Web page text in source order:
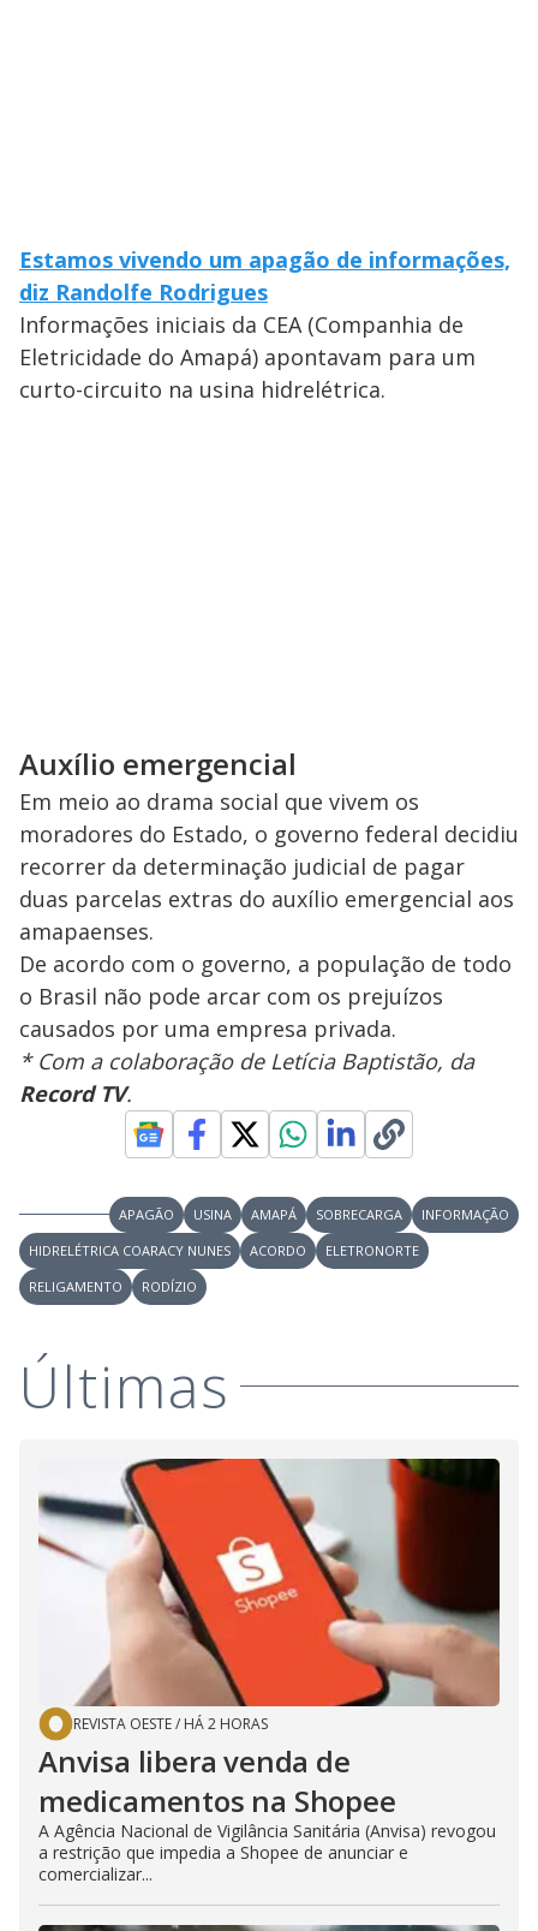
Estamos vivendo um apagão de informações,
diz Randolfe Rodrigues
Informações iniciais da CEA (Companhia de
Eletricidade do Amapá) apontavam para um
curto-circuito na usina hidrelétrica.
Auxílio emergencial
Em meio ao drama social que vivem os
moradores do Estado, o governo federal decidiu
recorrer da determinação judicial de pagar
duas parcelas extras do auxílio emergencial aos
amapaenses.
De acordo com o governo, a população de todo
o Brasil não pode arcar com os prejuízos
causados por uma empresa privada.
* Com a colaboração de Letícia Baptistão, da
Record TV.
APAGÃO USINA AMAPÁ SOBRECARGA
INFORMAÇÃO
HIDRELÉTRICA COARACY NUNES
ACORDO
ELETRONORTE
RELIGAMENTO
RODÍZIO
Últimas
REVISTA OESTE/ HÁ 2 HORAS
Anvisa libera venda de
medicamentos na Shopee
A Agência Nacional de Vigilância Sanitária (Anvisa) revogou
a restrição que impedia a Shopee de anunciar e
comercializar...